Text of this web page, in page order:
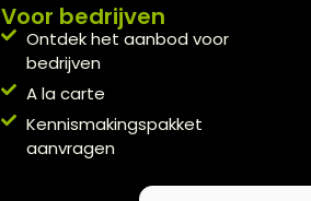
Voor bedrijven
Ontdek het aanbod voor
bedrijven
A la carte
Kennismakingspakket
aanvragen